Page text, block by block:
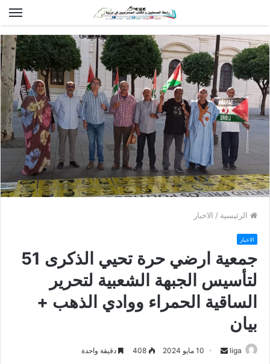
الرئيسية / الاخبار
الاخبار
جمعية ارضي حرة تحيي الذكرى 51
لتأسيس الجبهة الشعبية لتحرير
الساقية الحمراء ووادي الذهب +
بيان
liga 10 مايو 2024 408 دقيقة واحدة